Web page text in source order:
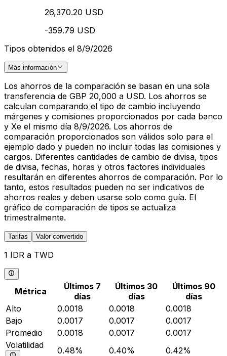
26,370.20 USD
-359.79 USD
Tipos obtenidos el 8/9/2026
Más información
Los ahorros de la comparación se basan en una sola
transferencia de GBP 20,000 a USD. Los ahorros se
calculan comparando el tipo de cambio incluyendo
márgenes y comisiones proporcionados por cada banco
y Xe el mismo día 8/9/2026. Los ahorros de
comparación proporcionados son válidos solo para el
ejemplo dado y pueden no incluir todas las comisiones y
cargos. Diferentes cantidades de cambio de divisa, tipos
de divisa, fechas, horas y otros factores individuales
resultarán en diferentes ahorros de comparación. Por lo
tanto, estos resultados pueden no ser indicativos de
ahorros reales y deben usarse solo como guía. El
gráfico de comparación de tipos se actualiza
trimestralmente.
Tarifas Valor convertido
1 IDR a TWD
Métrica
Últimos 7
días
Últimos 30
días
Últimos 90
días
Alto
0.0018 0.0018
0.0018
Bajo
0.0017 0.0017
0.0017
Promedio
0.0018 0.0017
0.0017
Volatilidad
0.48% 0.40% 0.42%